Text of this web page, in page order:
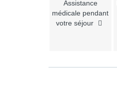
Assistance
médicale pendant
votre séjour